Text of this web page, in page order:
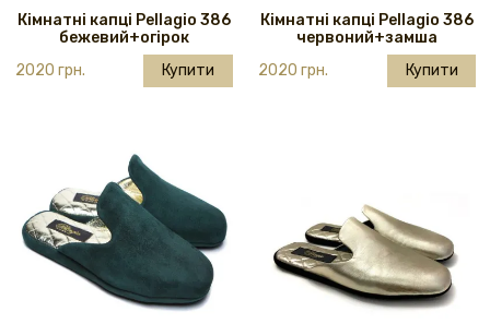
Кімнатні капці Pellagio 386
бежевий+огірок
2020 грн.
Купити
Кімнатні капці Pellagio 386
червоний+замша
2020 грн.
Купити